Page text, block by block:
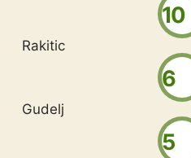
10
Rakitic
6
Gudelj
5